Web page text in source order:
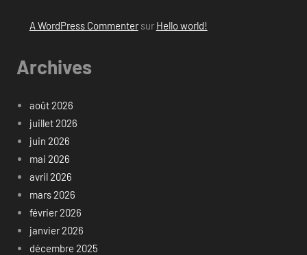
A WordPress Commentersur Hello world!
Archives
août 2026
juillet 2026
juin 2026
mai 2026
avril 2026
mars 2026
février 2026
janvier 2026
décembre 2025